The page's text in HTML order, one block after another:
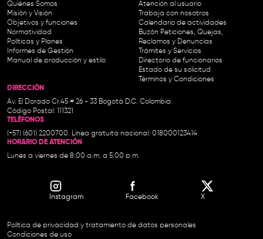
Quiénes Somos
Misión y Visión
Objetivos y funciones
Normatividad
Políticas y Planes
Informes de Gestión
Manual de producción y estilo
Atención al usuario
Trabaja con nosotros
Calendario de actividades
Buzón Peticiones, Quejas,
Reclamos y Denuncias
Trámites y Servicios
Directorio de funcionarios
Estado de su solicitud
Términos y Condiciones
DIRECCIÓN
Av. El Dorado Cr.45 # 26 - 33 Bogotá D.C. Colombia.
Código Postal: 111321
TELÉFONOS
(+57) (601) 2200700. Línea gratuita nacional: 018000123414
HORARIO DE ATENCIÓN
Lunes a viernes de 8:00 a.m. a 5:00 p.m.
Instagram Facebook X
Política de privacidad y tratamiento de datos personales
Condiciones de uso